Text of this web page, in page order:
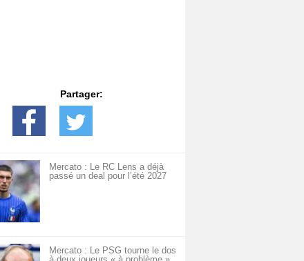
Partager:
Mercato : Le RC Lens a déjà
passé un deal pour l’été 2027
Mercato : Le PSG tourne le dos